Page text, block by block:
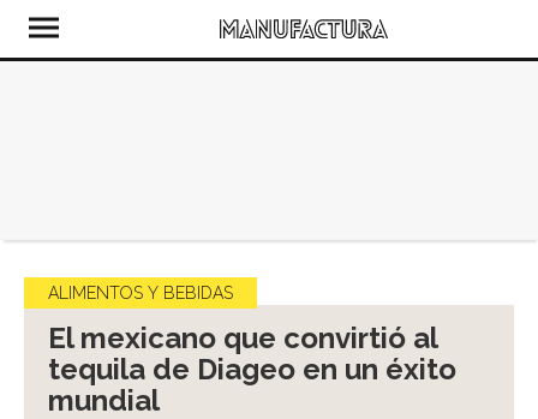
ALIMENTOS Y BEBIDAS
El mexicano que convirtió al
tequila de Diageo en un éxito
mundial